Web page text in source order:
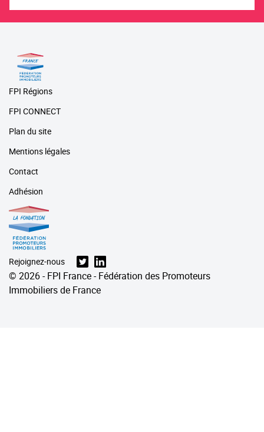
FPI Régions
FPI CONNECT
Plan du site
Mentions légales
Contact
Adhésion
Rejoignez-nous
© 2026 - FPI France - Fédération des Promoteurs
Immobiliers de France